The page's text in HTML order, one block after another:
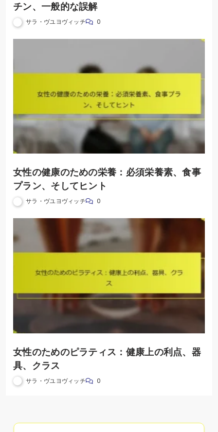
チン、一般的な誤解
サラ・ヴユヨヴィッチ 0
女性の健康のための栄養：必須栄養素、食事
プラン、そしてヒント
サラ・ヴユヨヴィッチ 0
女性のためのピラティス：健康上の利点、器
具、クラス
サラ・ヴユヨヴィッチ 0